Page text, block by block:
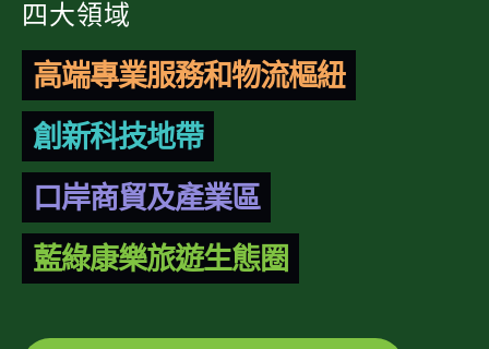
四大領域
高端專業服務和物流樞紐
創新科技地帶
口岸商貿及產業區
藍綠康樂旅遊生態圈